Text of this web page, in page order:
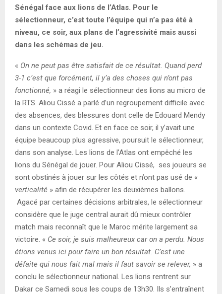
Sénégal face aux lions de l’Atlas. Pour le
sélectionneur, c’est toute l’équipe qui n’a pas été à
niveau, ce soir, aux plans de l’agressivité mais aussi
dans les schémas de jeu.
« On ne peut pas être satisfait de ce résultat. Quand perd
3-1 c’est que forcément, il y’a des choses qui n’ont pas
fonctionné, » a réagi le sélectionneur des lions au micro de
la RTS. Aliou Cissé a parlé d’un regroupement difficile avec
des absences, des blessures dont celle de Edouard Mendy
dans un contexte Covid. Et en face ce soir, il y’avait une
équipe beaucoup plus agressive, poursuit le sélectionneur,
dans son analyse. Les lions de l’Atlas ont empêché les
lions du Sénégal de jouer. Pour Aliou Cissé, ses joueurs se
sont obstinés à jouer sur les côtés et n’ont pas usé de «
verticalité » afin de récupérer les deuxièmes ballons.
Agacé par certaines décisions arbitrales, le sélectionneur
considère que le juge central aurait dû mieux contrôler
match mais reconnaît que le Maroc mérite largement sa
victoire. « Ce soir, je suis malheureux car on a perdu. Nous
étions venus ici pour faire un bon résultat. C’est une
défaite qui nous fait mal mais il faut savoir se relever, » a
conclu le sélectionneur national. Les lions rentrent sur
Dakar ce Samedi sous les coups de 13h30. Ils s’entraînent